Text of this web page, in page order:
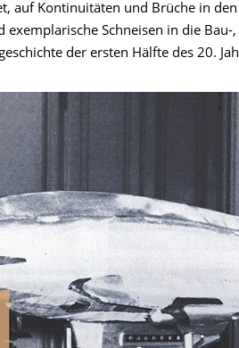
auf Kontinuitäten und Brüche in
exemplarische Schneisen in die Bau-
der ersten Hälfte des 20.